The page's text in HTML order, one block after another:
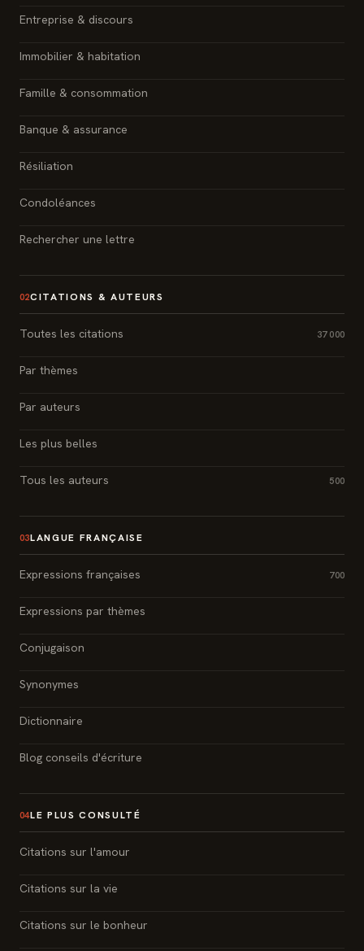
Entreprise & discours
Immobilier & habitation
Famille & consommation
Banque & assurance
Résiliation
Condoléances
Rechercher une lettre
02CITATIONS & AUTEURS
Toutes les citations 37 000
Par thèmes
Par auteurs
Les plus belles
Tous les auteurs 500
03LANGUE FRANÇAISE
Expressions françaises 700
Expressions par thèmes
Conjugaison
Synonymes
Dictionnaire
Blog conseils d'écriture
04LE PLUS CONSULTÉ
Citations sur l'amour
Citations sur la vie
Citations sur le bonheur